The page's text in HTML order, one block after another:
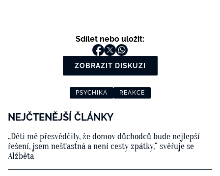
Sdílet nebo uložit:
ZOBRAZIT DISKUZI
PSYCHIKA REAKCE
NEJČTENĚJŠÍ ČLÁNKY
„Děti mě přesvědčily, že domov důchodců bude nejlepší
řešení, jsem nešťastná a není cesty zpátky,“ svěřuje se
Alžběta